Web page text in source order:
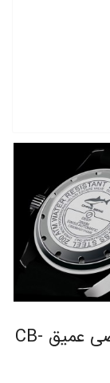
ساعت مچی اتوماتیک نظامی غواصی عمیق CB-